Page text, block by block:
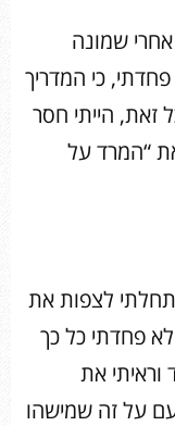
שמונה
כי המדריך
זאת, הייתי חסר
“המרד על
לצפות את
פחדתי כל כך
וראיתי את
על זה שמישהו